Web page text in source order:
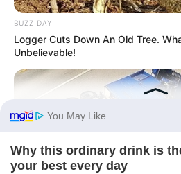
BUZZ DAY
Logger Cuts Down An Old Tree.
Unbelievable!